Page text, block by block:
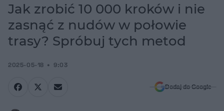
zasnąć z nudów w połowie trasy? Spróbuj tych metod
Jak zrobić 10 000 kroków i nie
zasnąć z nudów w połowie
trasy? Spróbuj tych metod
2025-05-18 9:03
Dodaj do Google